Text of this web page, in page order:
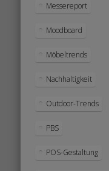
Messereport
Moodboard
Möbeltrends
Nachhaltigkeit
Outdoor-Trends
PBS
POS-Gestaltung